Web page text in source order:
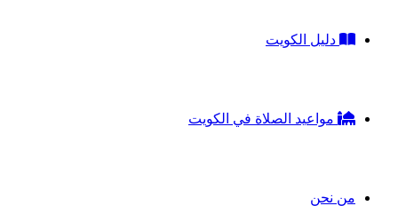
دليل الكويت
مواعيد الصلاة في الكويت
من نحن